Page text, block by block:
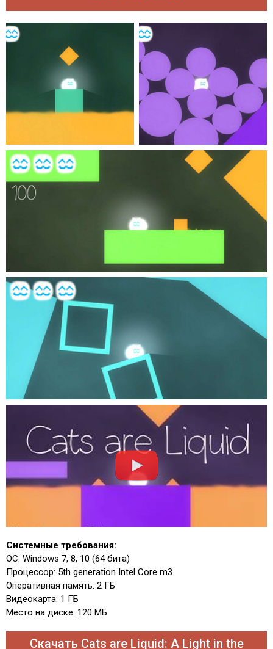
Системные требования:
ОС: Windows 7, 8, 10 (64 бита)
Процессор: 5th generation Intel Core m3
Оперативная память: 2 ГБ
Видеокарта: 1 ГБ
Место на диске: 120 МБ
Скачать Cats are Liquid: A Light in the